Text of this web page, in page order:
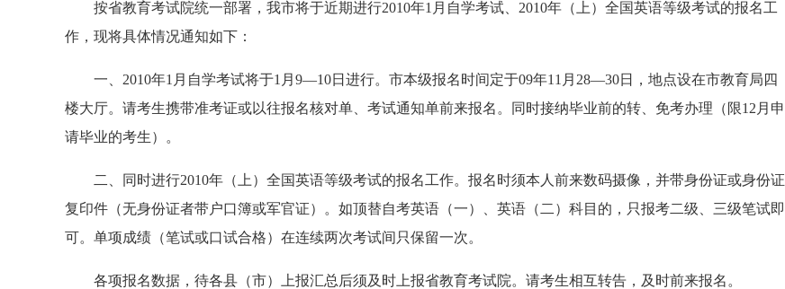
按省教育考试院统一部署，我市将于近期进行2010年1月自学考试、2010年（上）全国英语等级考试的报名工
作，现将具体情况通知如下：
一、2010年1月自学考试将于1月9—10日进行。市本级报名时间定于09年11月28—30日，地点设在市教育局四
楼大厅。请考生携带准考证或以往报名核对单、考试通知单前来报名。同时接纳毕业前的转、免考办理（限12月申
请毕业的考生）。
二、同时进行2010年（上）全国英语等级考试的报名工作。报名时须本人前来数码摄像，并带身份证或身份证
复印件（无身份证者带户口簿或军官证）。如顶替自考英语（一）、英语（二）科目的，只报考二级、三级笔试即
可。单项成绩（笔试或口试合格）在连续两次考试间只保留一次。
各项报名数据，待各县（市）上报汇总后须及时上报省教育考试院。请考生相互转告，及时前来报名。